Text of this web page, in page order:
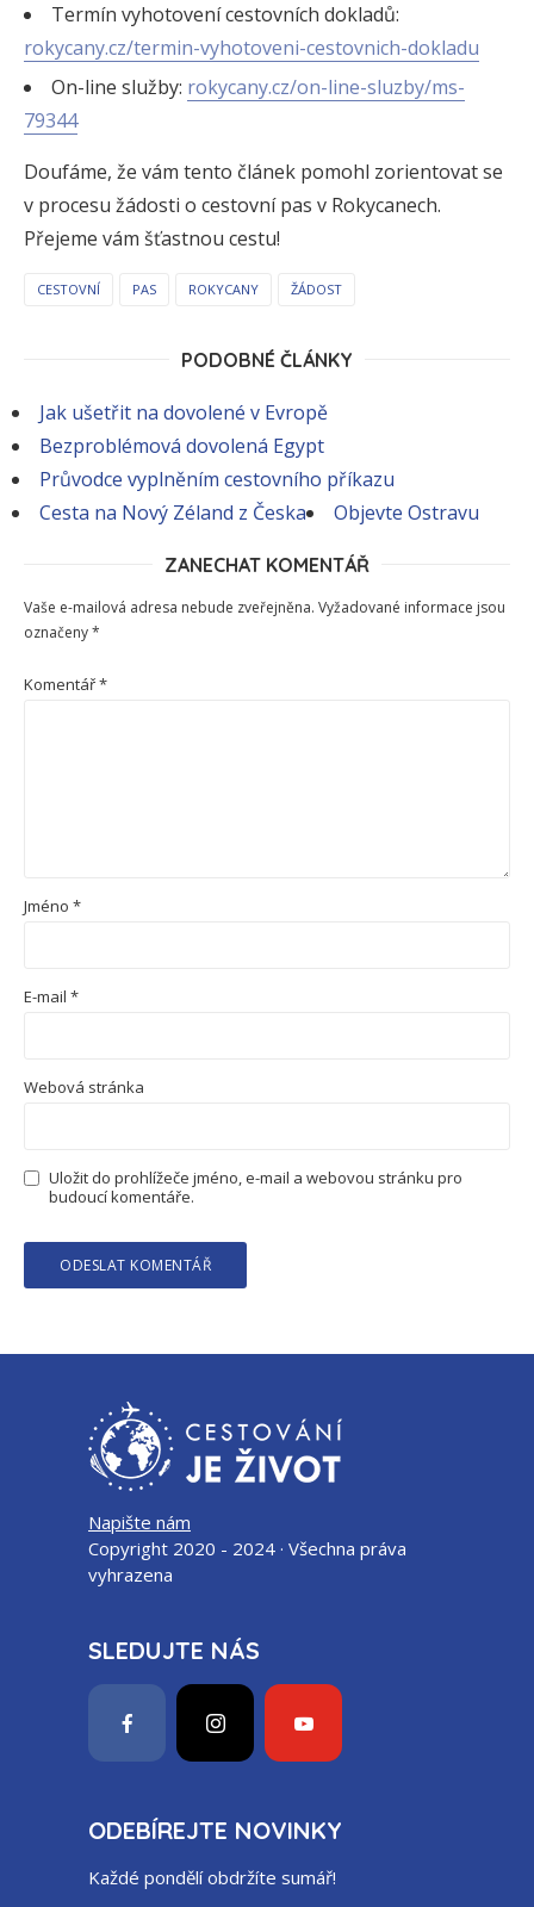
Termín vyhotovení cestovních dokladů:
rokycany.cz/termin-vyhotoveni-cestovnich-dokladu
On-line služby: rokycany.cz/on-line-sluzby/ms-
79344
Doufáme, že vám tento článek pomohl zorientovat se
v procesu žádosti o cestovní pas v Rokycanech.
Přejeme vám šťastnou cestu!
CESTOVNÍ PAS ROKYCANY ŽÁDOST
PODOBNÉ ČLÁNKY
Jak ušetřit na dovolené v Evropě
Bezproblémová dovolená Egypt
Průvodce vyplněním cestovního příkazu
Cesta na Nový Zéland z Česka
Objevte Ostravu
ZANECHAT KOMENTÁŘ
Vaše e-mailová adresa nebude zveřejněna. Vyžadované informace jsou
označeny*
Komentář*
Jméno *
E-mail *
Webová stránka
Uložit do prohlížeče jméno, e-mail a webovou stránku pro
budoucí komentáře.
Napište nám
Copyright 2020 - 2024 · Všechna práva
vyhrazena
SLEDUJTE NÁS
ODEBÍREJTE NOVINKY
Každé pondělí obdržíte sumář!